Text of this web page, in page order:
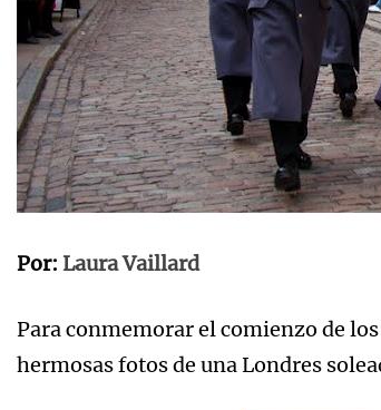
Por: Laura Vaillard
Para conmemorar el comienzo de
hermosas fotos de una Londres